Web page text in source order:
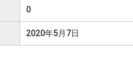
0
2020年5月7日